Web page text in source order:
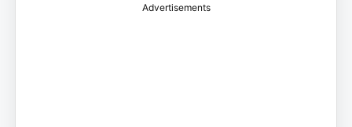
Advertisements